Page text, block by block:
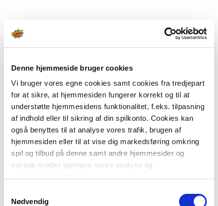
Denne hjemmeside bruger cookies
Vi bruger vores egne cookies samt cookies fra tredjepart
for at sikre, at hjemmesiden fungerer korrekt og til at
understøtte hjemmesidens funktionalitet, f.eks. tilpasning
af indhold eller til sikring af din spilkonto. Cookies kan
også benyttes til at analyse vores trafik, brugen af
hjemmesiden eller til at vise dig markedsføring omkring
spil og tilbud på denne samt andre hjemmesider og
sociale medier igennem vores analyse og
Du kan læse mere om vores brug af cookies under
Nødvendig